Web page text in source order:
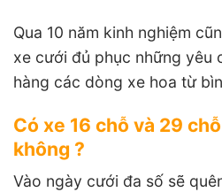
Qua 10 năm kinh nghiệm
xe cưới đủ phục những yêu
hàng các dòng xe hoa từ
Có xe 16 chỗ và 29
không ?
Vào ngày cưới đa số sẽ